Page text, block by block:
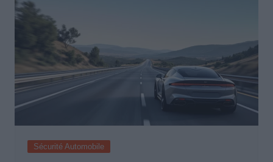
Sécurité Automobile